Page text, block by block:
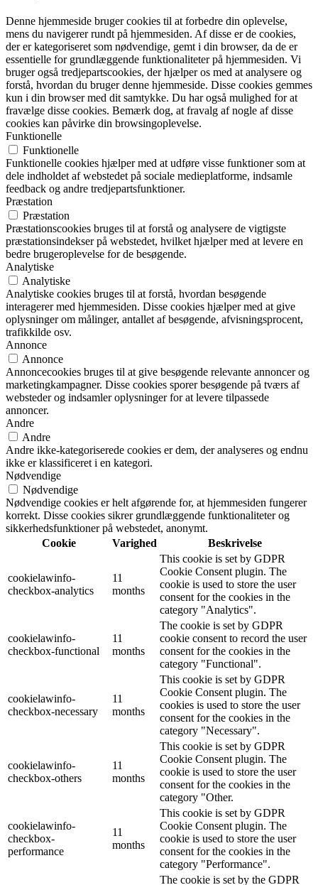
Denne hjemmeside bruger cookies til at forbedre din oplevelse,
mens du navigerer rundt på hjemmesiden. Af disse er de cookies,
der er kategoriseret som nødvendige, gemt i din browser, da de er
essentielle for grundlæggende funktionaliteter på hjemmesiden. Vi
bruger også tredjepartscookies, der hjælper os med at analysere og
forstå, hvordan du bruger denne hjemmeside. Disse cookies gemmes
kun i din browser med dit samtykke. Du har også mulighed for at
fravælge disse cookies. Bemærk dog, at fravalg af nogle af disse
cookies kan påvirke din browsingoplevelse.
Funktionelle
Funktionelle
Funktionelle cookies hjælper med at udføre visse funktioner som at
dele indholdet af webstedet på sociale medieplatforme, indsamle
feedback og andre tredjepartsfunktioner.
Præstation
Præstation
Præstationscookies bruges til at forstå og analysere de vigtigste
præstationsindekser på webstedet, hvilket hjælper med at levere en
bedre brugeroplevelse for de besøgende.
Analytiske
Analytiske
Analytiske cookies bruges til at forstå, hvordan besøgende
interagerer med hjemmesiden. Disse cookies hjælper med at give
oplysninger om målinger, antallet af besøgende, afvisningsprocent,
trafikkilde osv.
Annonce
Annonce
Annoncecookies bruges til at give besøgende relevante annoncer og
marketingkampagner. Disse cookies sporer besøgende på tværs af
websteder og indsamler oplysninger for at levere tilpassede
annoncer.
Andre
Andre
Andre ikke-kategoriserede cookies er dem, der analyseres og endnu
ikke er klassificeret i en kategori.
Nødvendige
Nødvendige
Nødvendige cookies er helt afgørende for, at hjemmesiden fungerer
korrekt. Disse cookies sikrer grundlæggende funktionaliteter og
sikkerhedsfunktioner på webstedet, anonymt.
Cookie
Varighed Beskrivelse
cookielawinfo-
checkbox-analytics
11
months
This cookie is set by GDPR
Cookie Consent plugin. The
cookie is used to store the user
consent for the cookies in the
category "Analytics".
cookielawinfo-
checkbox-functional
11
months
The cookie is set by GDPR
cookie consent to record the user
consent for the cookies in the
category "Functional".
cookielawinfo-
checkbox-necessary
11
months
This cookie is set by GDPR
Cookie Consent plugin. The
cookies is used to store the user
consent for the cookies in the
category "Necessary".
cookielawinfo-
checkbox-others
11
months
This cookie is set by GDPR
Cookie Consent plugin. The
cookie is used to store the user
consent for the cookies in the
category "Other.
cookielawinfo-
checkbox-
performance
11
months
This cookie is set by GDPR
Cookie Consent plugin. The
cookie is used to store the user
consent for the cookies in the
category "Performance".
The cookie is set by the GDPR